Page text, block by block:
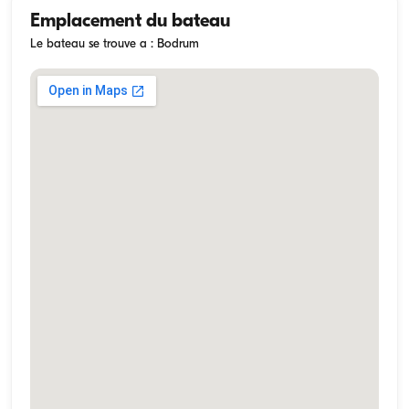
Emplacement du bateau
Le bateau se trouve a : Bodrum